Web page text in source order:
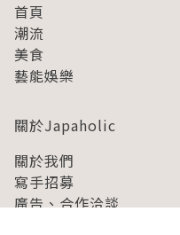
首頁
潮流
美食
藝能娛樂
關於Japaholic
關於我們
寫手招募
廣告、合作洽談